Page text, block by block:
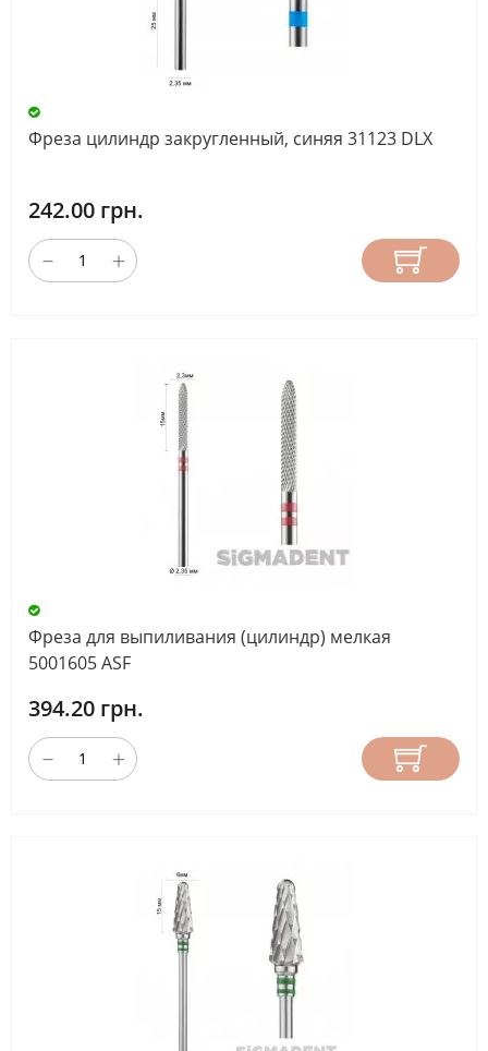
Фреза цилиндр закругленный, синяя 31123 DLX
242.00 грн.
Фреза для выпиливания (цилиндр) мелкая
5001605 ASF
394.20 грн.